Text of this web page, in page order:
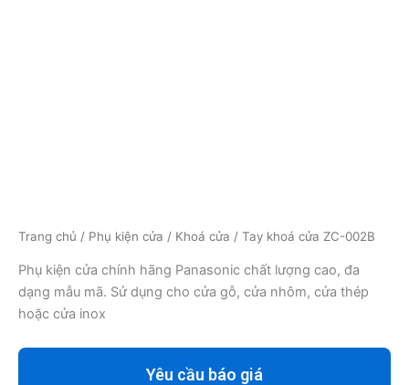
Trang chủ / Phụ kiện cửa / Khoá cửa / Tay khoá cửa ZC-002B
Phụ kiện cửa chính hãng Panasonic chất lượng cao, đa
dạng mẫu mã. Sử dụng cho cửa gỗ, cửa nhôm, cửa thép
hoặc cửa inox
Yêu cầu báo giá